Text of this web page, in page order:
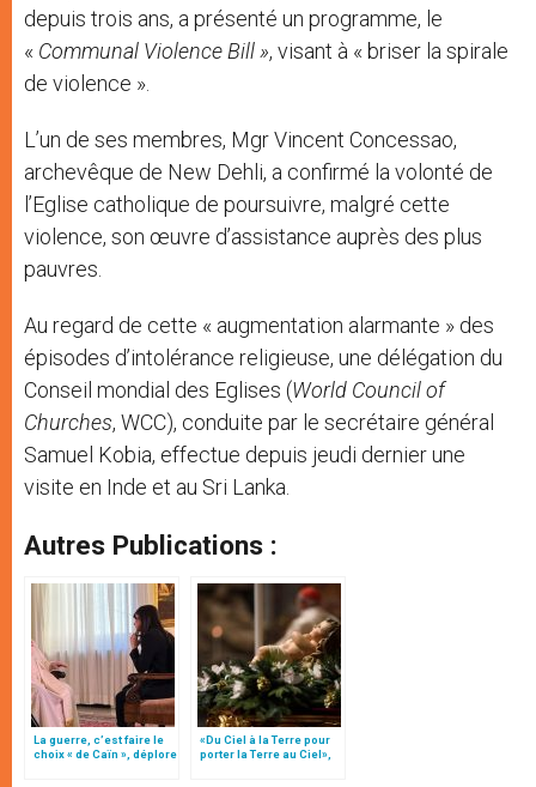
depuis trois ans, a présenté un programme, le
« Communal Violence Bill », visant à « briser la spirale
de violence ».
L’un de ses membres, Mgr Vincent Concessao,
archevêque de New Dehli, a confirmé la volonté de
l’Eglise catholique de poursuivre, malgré cette
violence, son œuvre d’assistance auprès des plus
pauvres.
Au regard de cette « augmentation alarmante » des
épisodes d’intolérance religieuse, une délégation du
Conseil mondial des Eglises (World Council of
Churches, WCC), conduite par le secrétaire général
Samuel Kobia, effectue depuis jeudi dernier une
visite en Inde et au Sri Lanka.
Autres Publications :
La guerre, c’est faire le
choix « de Caïn », déplore
«Du Ciel à la Terre pour
porter la Terre au Ciel»,